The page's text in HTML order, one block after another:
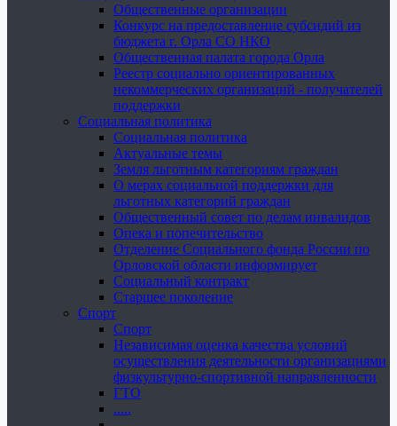
Общественные организации
Конкурс на предоставление субсидий из
бюджета г. Орла СО НКО
Общественная палата города Орла
Реестр социально ориентированных
некоммерческих организаций - получателей
поддержки
Социальная политика
Социальная политика
Актуальные темы
Земля льготным категориям граждан
О мерах социальной поддержки для
льготных категорий граждан
Общественный совет по делам инвалидов
Опека и попечительство
Отделение Социального фонда России по
Орловской области информирует
Социальный контракт
Старшее поколение
Спорт
Спорт
Независимая оценка качества условий
осуществления деятельности организациями
физкультурно-спортивной направленности
ГТО
.....